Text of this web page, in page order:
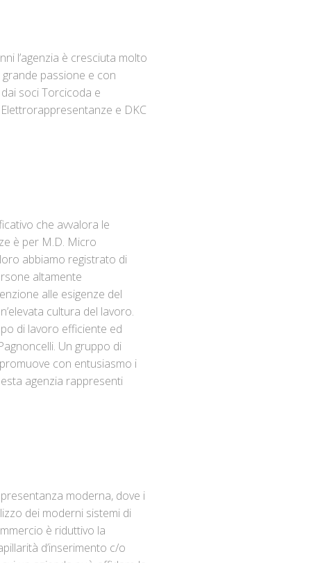
l’agenzia è cresciuta molto
passione e con
soci Torcicoda e
e DKC
che avvalora le
è per M.D. Micro
abbiamo registrato di
altamente
alle esigenze del
cultura del lavoro.
di lavoro efficiente ed
Un gruppo di
con entusiasmo i
agenzia rappresenti
moderna, dove i
dei moderni sistemi di
è riduttivo la
d’inserimento c/o